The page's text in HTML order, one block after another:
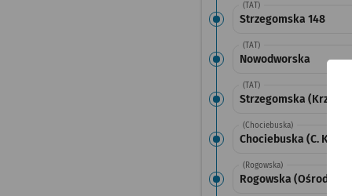
(TAT)
Strzegomska 148
(TAT)
Nowodworska
(TAT)
Strzegomska
(Chociebuska)
Chociebuska (C. K.
(Rogowska)
Rogowska (Ośrodek